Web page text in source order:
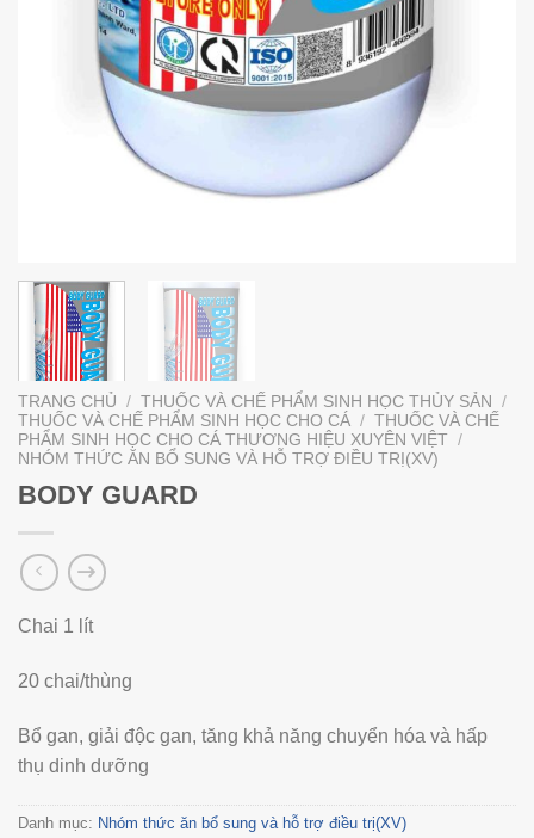
TRANG CHỦ / THUỐC VÀ CHẾ PHẨM SINH HỌC THỦY SẢN
/
THUỐC VÀ CHẾ PHẨM SINH HỌC CHO CÁ / THUỐC VÀ CHẾ
PHẨM SINH HỌC CHO CÁ THƯƠNG HIỆU XUYÊN VIỆT /
NHÓM THỨC ĂN BỔ SUNG VÀ HỖ TRỢ ĐIỀU TRỊ(XV)
BODY GUARD
Chai 1 lít
20 chai/thùng
Bổ gan, giải độc gan, tăng khả năng chuyển hóa và hấp
thụ dinh dưỡng
Danh mục: Nhóm thức ăn bổ sung và hỗ trợ điều trị(XV)